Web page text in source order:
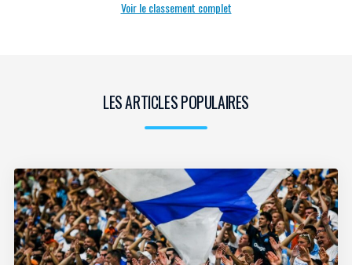
Voir le classement complet
LES ARTICLES POPULAIRES